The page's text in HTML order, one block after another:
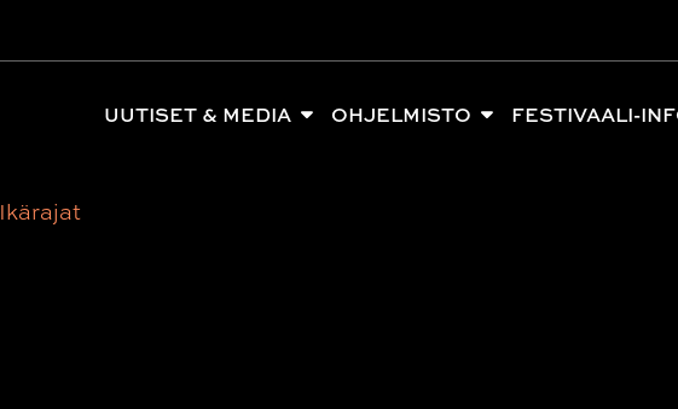
UUTISET & MEDIA OHJELMISTO FESTIVAALI-
Ikärajat